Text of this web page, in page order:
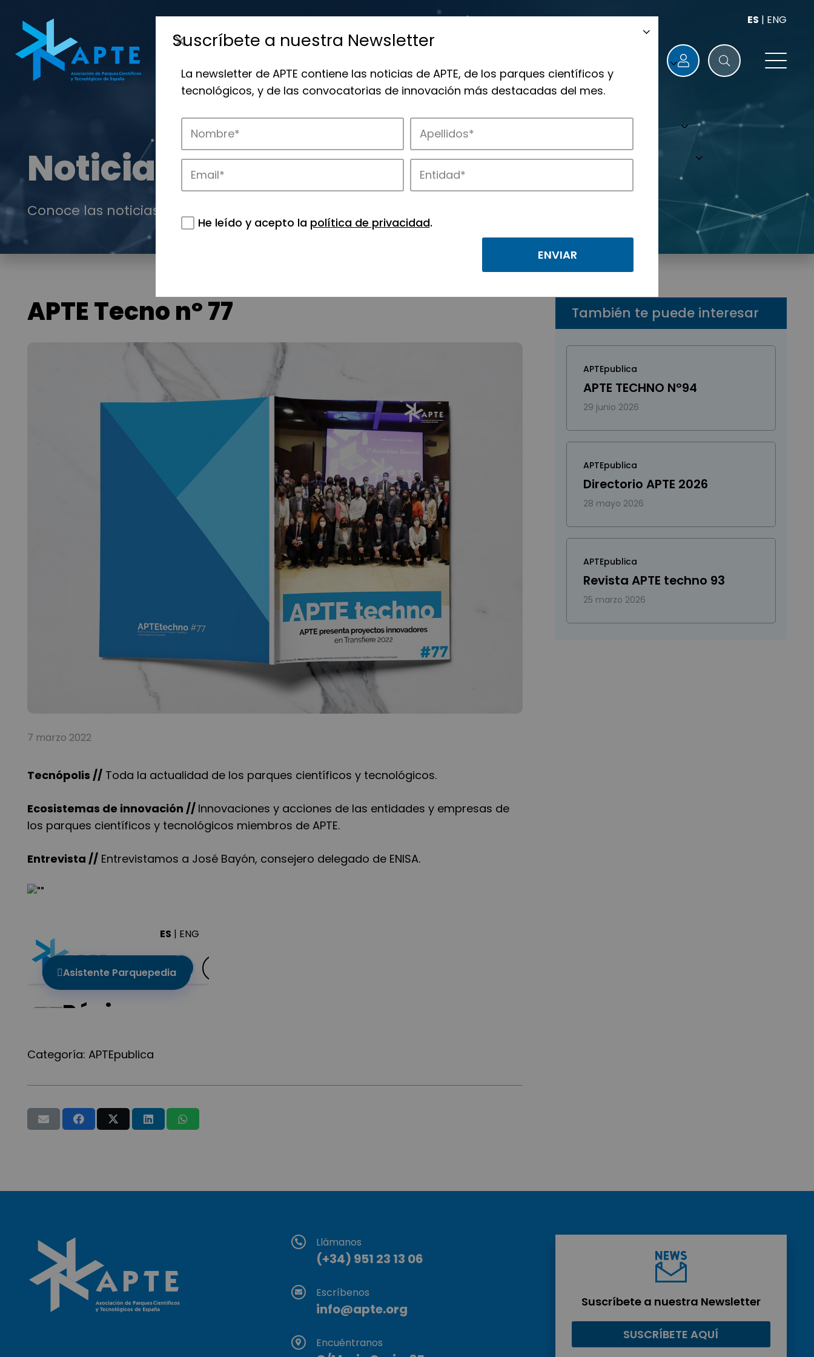
ES | ENG
Noticias
Conoce las noticias más destacadas de APTE y sus parques científicos y tecnológicos.
APTE Tecno nº 77
7 marzo 2022
Tecnópolis // Toda la actualidad de los parques científicos y tecnológicos.
Ecosistemas de innovación // Innovaciones y acciones de las entidades y empresas de
los parques científicos y tecnológicos miembros de APTE.
Entrevista // Entrevistamos a José Bayón, consejero delegado de ENISA.
Categoría: APTEpublica
También te puede interesar
APTEpublica
APTE TECHNO Nº94
29 junio 2026
APTEpublica
Directorio APTE 2026
28 mayo 2026
APTEpublica
Revista APTE techno 93
25 marzo 2026
Llámanos
(+34) 951 23 13 06
Escríbenos
info@apte.org
Encuéntranos
Suscríbete a nuestra Newsletter
SUSCRÍBETE AQUÍ
Suscríbete a nuestra Newsletter
La newsletter de APTE contiene las noticias de APTE, de los parques científicos y
tecnológicos, y de las convocatorias de innovación más destacadas del mes.
He leído y acepto la política de privacidad.